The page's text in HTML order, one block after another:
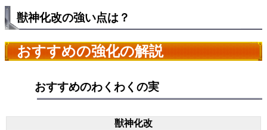
獣神化改の強い点は？
おすすめの強化の解説
おすすめのわくわくの実
獣神化改